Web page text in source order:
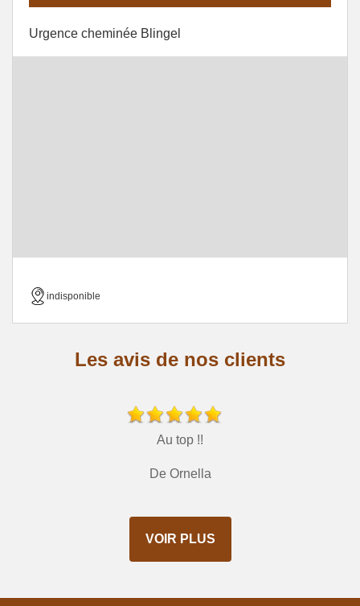
Urgence cheminée Blingel
indisponible
Les avis de nos clients
Au top !!
De Ornella
VOIR PLUS